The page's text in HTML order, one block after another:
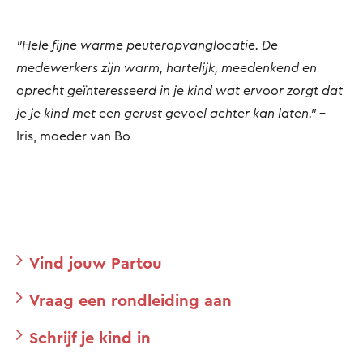
"Hele fijne warme peuteropvanglocatie. De
medewerkers zijn warm, hartelijk, meedenkend en
oprecht geïnteresseerd in je kind wat ervoor zorgt dat
je je kind met een gerust gevoel achter kan laten."-
Iris, moeder van Bo
Vind jouw Partou
Vraag een rondleiding aan
Schrijf je kind in